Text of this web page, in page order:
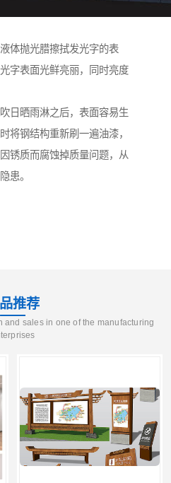
体抛光腊擦拭发光字的表
字表面光鲜亮丽，同时亮度
日晒雨淋之后，表面容易生
将钢结构重新刷一遍油漆，
锈质而腐蚀掉质量问题，从
患。
推荐
and sales in one of the manufacturing